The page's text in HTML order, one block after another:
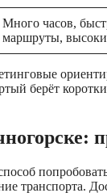
Много часов,
маршруты,
берёт
попробовать
транспорта.